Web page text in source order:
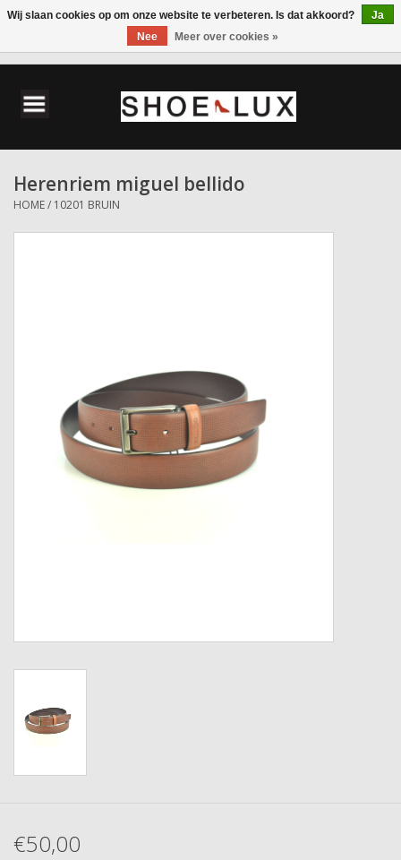
Herenschoenen
Accessoires
Herenriem miguel bellido
HOME/ 10201 BRUIN
€50,00
Wij slaan cookies op om onze website te verbeteren. Is dat akkoord?
Ja
Nee
Meer over cookies »